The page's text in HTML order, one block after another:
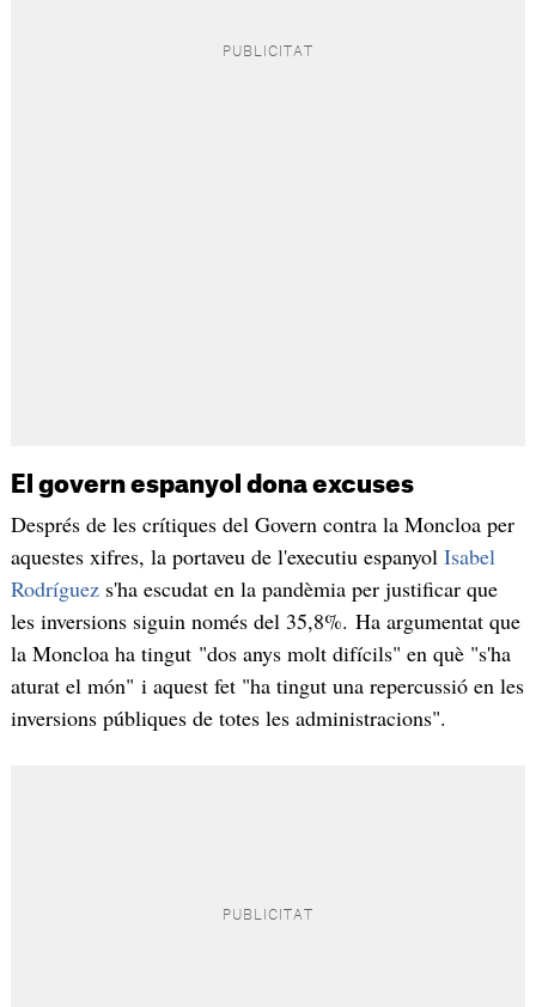
El govern espanyol dona excuses
Després de les crítiques del Govern contra la Moncloa per
aquestes xifres, la portaveu de l'executiu espanyol Isabel
Rodríguezs'ha escudat en la pandèmia per justificar que
les inversions siguin només del 35,8%. Ha argumentat que
la Moncloa ha tingut "dos anys molt difícils" en què "s'ha
aturat el món" i aquest fet "ha tingut una repercussió en les
inversions públiques de totes les administracions".